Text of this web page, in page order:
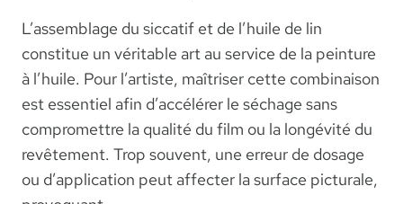
L’assemblage du siccatif et de l’huile de lin
constitue un véritable art au service de la peinture
à l’huile. Pour l’artiste, maîtriser cette combinaison
est essentiel afin d’accélérer le séchage sans
compromettre la qualité du film ou la longévité du
revêtement. Trop souvent, une erreur de dosage
ou d’application peut affecter la surface picturale,